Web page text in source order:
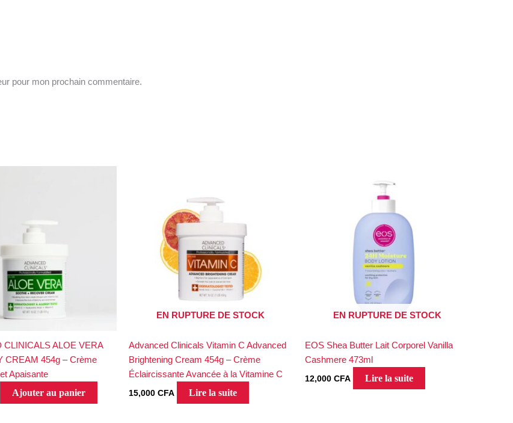
pour mon prochain commentaire.
CLINICALS ALOE VERA
CREAM 454g – Crème
Apaisante
Ajouter au panier
EN RUPTURE DE STOCK
Advanced Clinicals Vitamin C Advanced
Brightening Cream 454g – Crème
Éclaircissante Avancée à la Vitamine C
15,000 CFA Lire la suite
EN RUPTURE DE STOCK
EOS Shea Butter Lait Corporel Vanilla
Cashmere 473ml
12,000CFA Lire la suite